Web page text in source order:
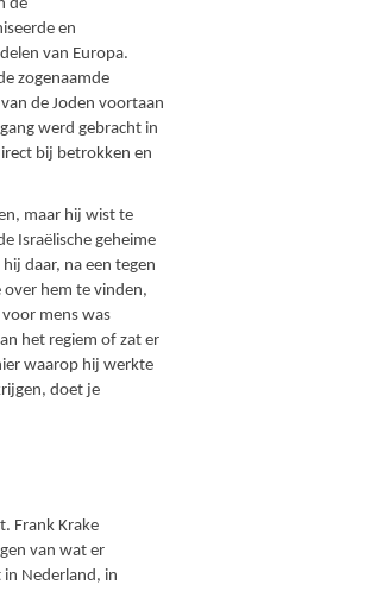
de
en
van Europa.
zogenaamde
de Joden voortaan
werd gebracht in
bij betrokken en
maar hij wist te
Israëlische geheime
daar, na een tegen
hem te vinden,
mens was
het regiem of zat er
waarop hij werkte
doet je
Frank Krake
van wat er
Nederland, in